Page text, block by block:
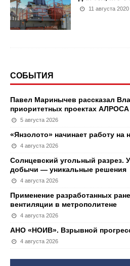
11 августа 2020
СОБЫТИЯ
Павел Маринычев рассказал
приоритетных проектах АЛРОСА
5 августа 2026
«Янзолото» начинает работу на
4 августа 2026
Солнцевский угольный разрез.
добычи — уникальные решения
4 августа 2026
Применение разработанных
вентиляции в метрополитене
4 августа 2026
АНО «НОИВ». Взрывной
4 августа 2026